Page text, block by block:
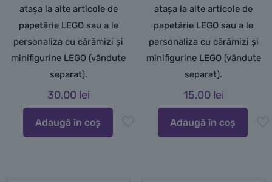
atașa la alte articole de
papetărie LEGO sau a le
personaliza cu cărămizi și
minifigurine LEGO (vândute
separat).
30,00 lei
Adaugă în coș
atașa la alte articole de
papetărie LEGO sau a le
personaliza cu cărămizi și
minifigurine LEGO (vândute
separat).
15,00 lei
Adaugă în coș